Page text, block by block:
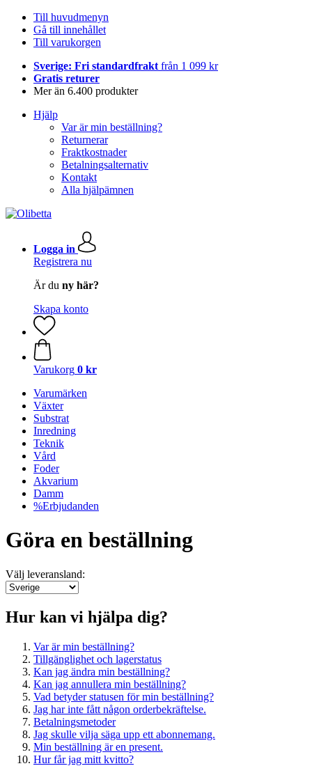
Till huvudmenyn
Gå till innehållet
Till varukorgen
Sverige: Fri standardfrakt från 1 099 kr
Gratis returer
Mer än 6.400 produkter
Hjälp
Var är min beställning?
Returnerar
Fraktkostnader
Betalningsalternativ
Kontakt
Alla hjälpämnen
Logga in
Registrera nu
Är du ny här?
Skapa konto
Varukorg 0 kr
Varumärken
Växter
Substrat
Inredning
Teknik
Vård
Foder
Akvarium
Damm
%Erbjudanden
Göra en beställning
Välj leveransland:
Hur kan vi hjälpa dig?
Var är min beställning?
Tillgänglighet och lagerstatus
Kan jag ändra min beställning?
Kan jag annullera min beställning?
Vad betyder statusen för min beställning?
Jag har inte fått någon orderbekräftelse.
Betalningsmetoder
Jag skulle vilja säga upp ett abonnemang.
Min beställning är en present.
Hur får jag mitt kvitto?